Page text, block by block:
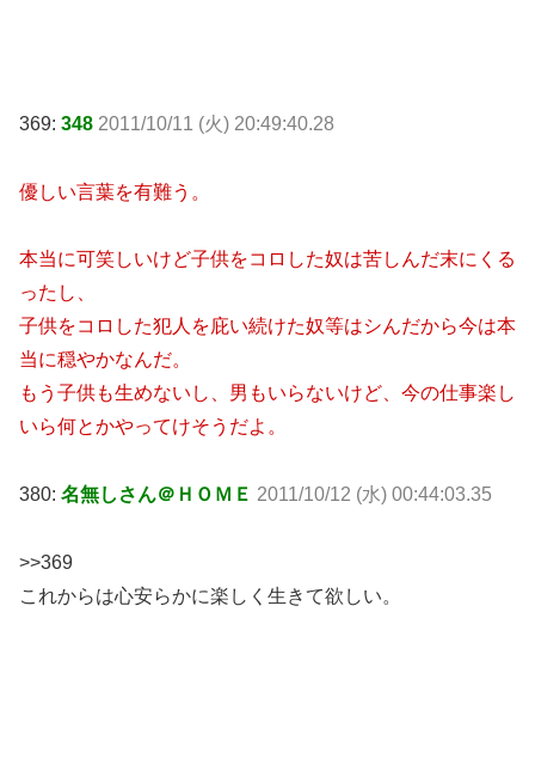
369: 348 2011/10/11 (火) 20:49:40.28
優しい言葉を有難う。
本当に可笑しいけど子供をコロした奴は苦しんだ末にくる
ったし、
子供をコロした犯人を庇い続けた奴等はシんだから今は本
当に穏やかなんだ。
もう子供も生めないし、男もいらないけど、今の仕事楽し
いら何とかやってけそうだよ。
380: 名無しさん＠ＨＯＭＥ 2011/10/12 (水) 00:44:03.35
>>369
これからは心安らかに楽しく生きて欲しい。